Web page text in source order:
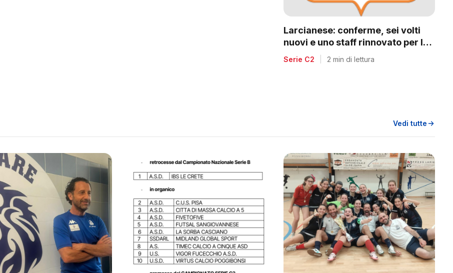
Larcianese: conferme, sei volti
nuovi e uno staff rinnovato per la
C2
Serie C2 2 min di lettura
Vedi tutte